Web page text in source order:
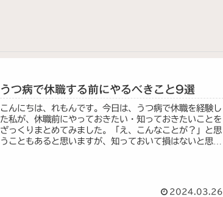
うつ病で休職する前にやるべきこと9選
こんにちは、れもんです。今日は、うつ病で休職を経験し
た私が、休職前にやっておきたい・知っておきたいことを
ざっくりまとめてみました。「え、こんなことが？」と思
うこともあると思いますが、知っておいて損はないと思い
2024.03.26